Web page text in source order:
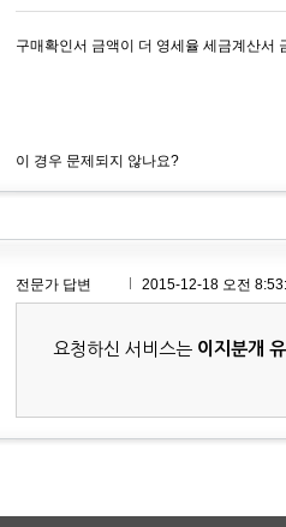
구매확인서 금액이 더 영세율 세금계산서
이 경우 문제되지 않나요?
전문가 답변 2015-12-18 오전
요청하신 서비스는 이지분개